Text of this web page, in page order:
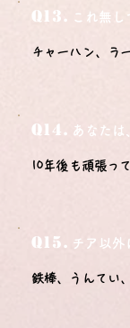
Q13. これ無
チャーハン、ラ
Q14. あなた
10年後も頑張っ
Q15. チア以外
鉄棒、うんてい